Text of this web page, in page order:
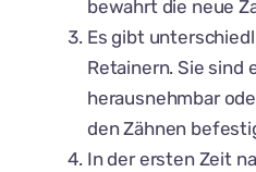
bewahrt die neue
Es gibt
Retainern. Sie sind
herausnehmbar
den Zähnen
In der ersten Zeit